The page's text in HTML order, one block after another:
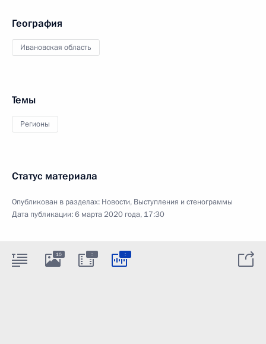
География
Ивановская область
Темы
Регионы
Статус материала
Опубликован в разделах: Новости, Выступления и стенограммы
Дата публикации:6 марта 2020 года, 17:30
10 : :